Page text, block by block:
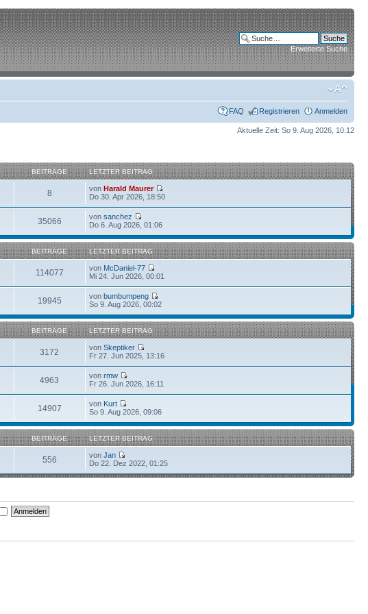
Erweiterte Suche
FAQ Registrieren Anmelden
Aktuelle Zeit: So 9. Aug 2026, 10:12
BEITRÄGE LETZTER BEITRAG
8 vonHarald Maurer
Do 30. Apr 2026, 18:50
35066 vonsanchez
Do 6. Aug 2026, 01:06
BEITRÄGE LETZTER BEITRAG
114077 von McDaniel-77
Mi 24. Jun 2026, 00:01
19945 vonbumbumpeng
So 9. Aug 2026, 00:02
BEITRÄGE LETZTER BEITRAG
3172 vonSkeptiker
Fr 27. Jun 2025, 13:16
4963 vonrmw
Fr 26. Jun 2026, 16:11
14907 von Kurt
So 9. Aug 2026, 09:06
BEITRÄGE LETZTER BEITRAG
556 vonJan
Do 22. Dez 2022, 01:25